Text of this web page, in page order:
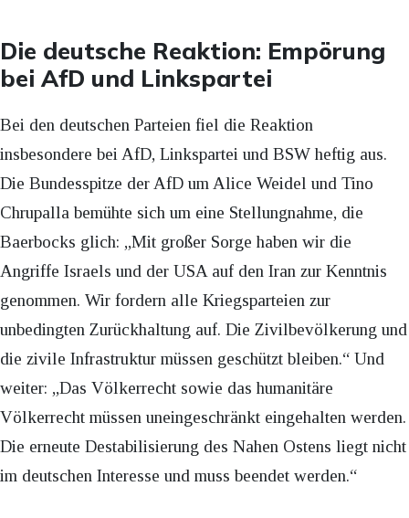
Die deutsche Reaktion: Empörung
bei AfD und Linkspartei
Bei den deutschen Parteien fiel die Reaktion
insbesondere bei AfD, Linkspartei und BSW heftig aus.
Die Bundesspitze der AfD um Alice Weidel und Tino
Chrupalla bemühte sich um eine Stellungnahme, die
Baerbocks glich: „Mit großer Sorge haben wir die
Angriffe Israels und der USA auf den Iran zur Kenntnis
genommen. Wir fordern alle Kriegsparteien zur
unbedingten Zurückhaltung auf. Die Zivilbevölkerung und
die zivile Infrastruktur müssen geschützt bleiben.“ Und
weiter: „Das Völkerrecht sowie das humanitäre
Völkerrecht müssen uneingeschränkt eingehalten werden.
Die erneute Destabilisierung des Nahen Ostens liegt nicht
im deutschen Interesse und muss beendet werden.“